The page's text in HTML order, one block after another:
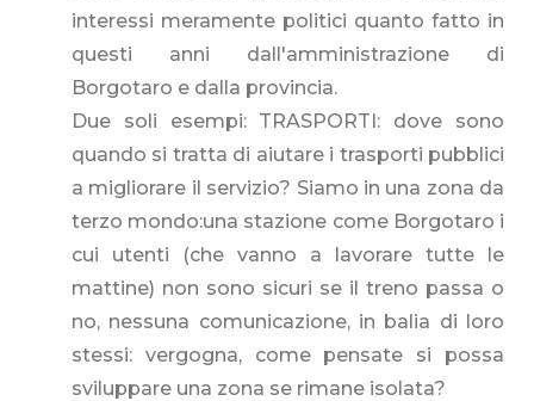
interessi meramente politici quanto fatto in
questi anni dall'amministrazione di
Borgotaro e dalla provincia.
Due soli esempi: TRASPORTI: dove sono
quando si tratta di aiutare i trasporti pubblici
a migliorare il servizio? Siamo in una zona da
terzo mondo:una stazione come Borgotaro i
cui utenti (che vanno a lavorare tutte le
mattine) non sono sicuri se il treno passa o
no, nessuna comunicazione, in balia di loro
stessi: vergogna, come pensate si possa
sviluppare una zona se rimane isolata?